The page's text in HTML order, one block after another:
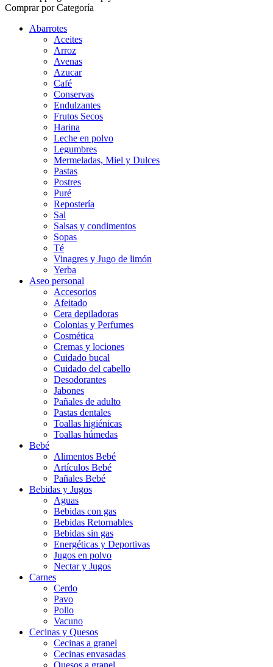
Comprar por Categoría
Abarrotes
Aceites
Arroz
Avenas
Azucar
Café
Conservas
Endulzantes
Frutos Secos
Harina
Leche en polvo
Legumbres
Mermeladas, Miel y Dulces
Pastas
Postres
Puré
Repostería
Sal
Salsas y condimentos
Sopas
Té
Vinagres y Jugo de limón
Yerba
Aseo personal
Accesorios
Afeitado
Cera depiladoras
Colonias y Perfumes
Cosmética
Cremas y lociones
Cuidado bucal
Cuidado del cabello
Desodorantes
Jabones
Pañales de adulto
Pastas dentales
Toallas higiénicas
Toallas húmedas
Bebé
Alimentos Bebé
Artículos Bebé
Pañales Bebé
Bebidas y Jugos
Aguas
Bebidas con gas
Bebidas Retornables
Bebidas sin gas
Energéticas y Deportivas
Jugos en polvo
Nectar y Jugos
Carnes
Cerdo
Pavo
Pollo
Vacuno
Cecinas y Quesos
Cecinas a granel
Cecinas envasadas
Quesos a granel